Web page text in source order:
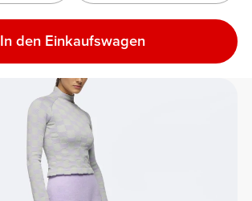
In den Einkaufswagen